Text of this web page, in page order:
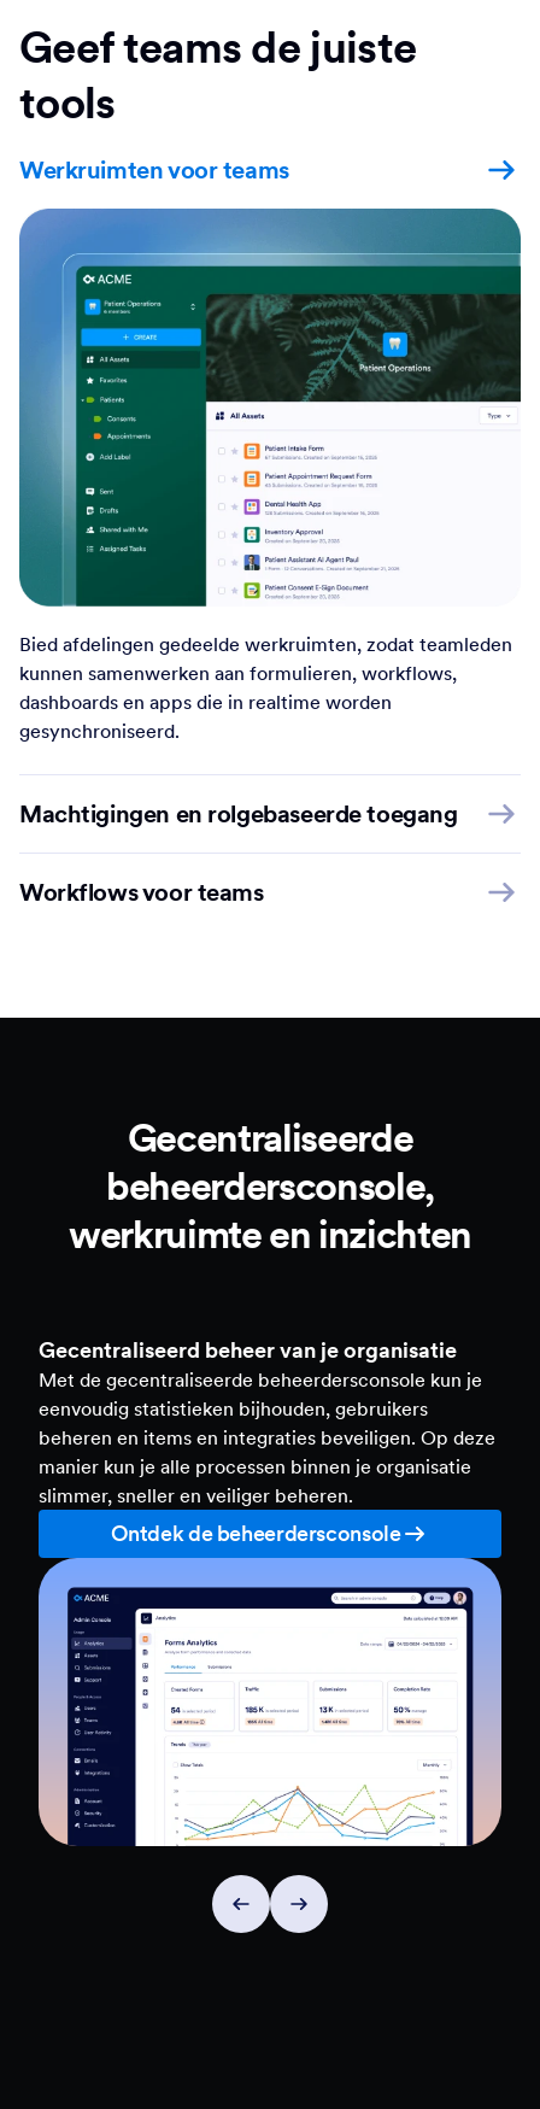
Geef teams de juiste
tools
Werkruimten voor teams
Bied afdelingen gedeelde werkruimten, zodat teamleden
kunnen samenwerken aan formulieren, workflows,
dashboards en apps die in realtime worden
gesynchroniseerd.
Machtigingen en rolgebaseerde toegang
Workflows voor teams
Gecentraliseerde
beheerdersconsole,
werkruimte en inzichten
Gecentraliseerd beheer van je organisatie
Met de gecentraliseerde beheerdersconsole kun je
eenvoudig statistieken bijhouden, gebruikers
beheren en items en integraties beveiligen. Op deze
manier kun je alle processen binnen je organisatie
slimmer, sneller en veiliger beheren.
Ontdek de beheerdersconsole